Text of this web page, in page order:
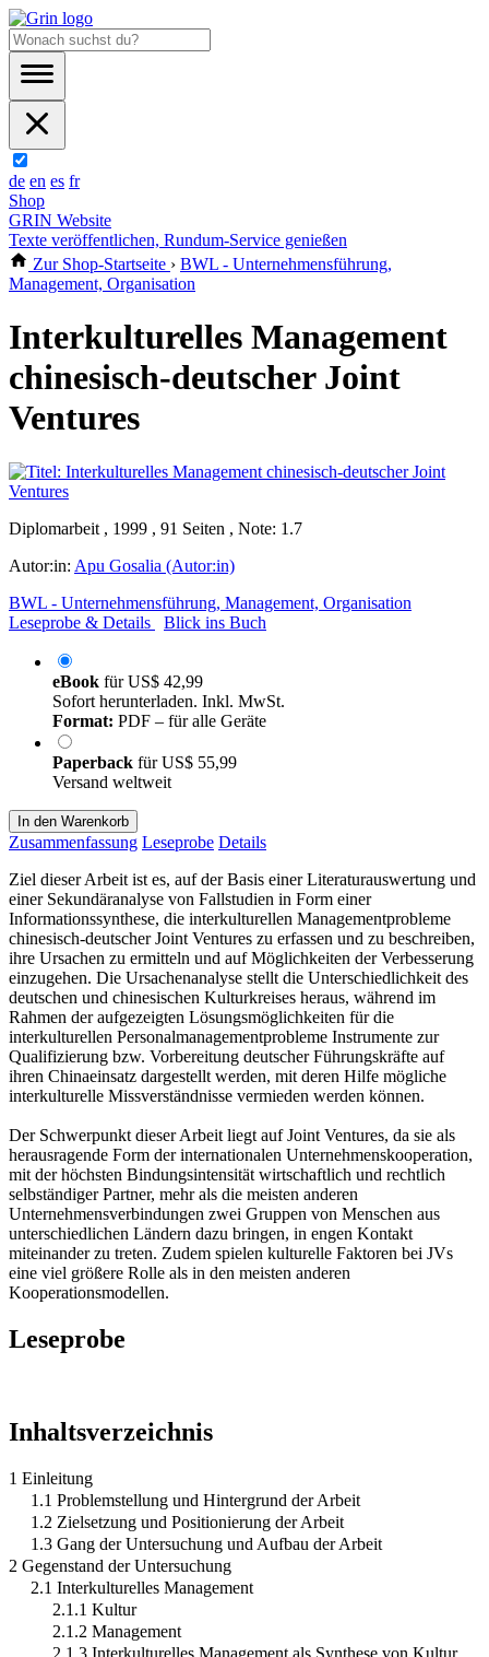
de en es fr
Shop
GRIN Website
Texte veröffentlichen, Rundum-Service genießen
Zur Shop-Startseite › BWL - Unternehmensführung,
Management, Organisation
Interkulturelles Management
chinesisch-deutscher Joint
Ventures
Diplomarbeit , 1999 , 91 Seiten , Note: 1.7
Autor:in: Apu Gosalia (Autor:in)
BWL - Unternehmensführung, Management, Organisation
Leseprobe & Details
Blick ins Buch
eBook fürUS$ 42,99
Sofort herunterladen. Inkl. MwSt.
Format: PDF – für alle Geräte
Paperback fürUS$ 55,99
Versand weltweit
In den Warenkorb
Zusammenfassung Leseprobe Details
Ziel dieser Arbeit ist es, auf der Basis einer Literaturauswertung und
einer Sekundäranalyse von Fallstudien in Form einer
Informationssynthese, die interkulturellen Managementprobleme
chinesisch-deutscher Joint Ventures zu erfassen und zu beschreiben,
ihre Ursachen zu ermitteln und auf Möglichkeiten der Verbesserung
einzugehen. Die Ursachenanalyse stellt die Unterschiedlichkeit des
deutschen und chinesischen Kulturkreises heraus, während im
Rahmen der aufgezeigten Lösungsmöglichkeiten für die
interkulturellen Personalmanagementprobleme Instrumente zur
Qualifizierung bzw. Vorbereitung deutscher Führungskräfte auf
ihren Chinaeinsatz dargestellt werden, mit deren Hilfe mögliche
interkulturelle Missverständnisse vermieden werden können.
Der Schwerpunkt dieser Arbeit liegt auf Joint Ventures, da sie als
herausragende Form der internationalen Unternehmenskooperation,
mit der höchsten Bindungsintensität wirtschaftlich und rechtlich
selbständiger Partner, mehr als die meisten anderen
Unternehmensverbindungen zwei Gruppen von Menschen aus
unterschiedlichen Ländern dazu bringen, in engen Kontakt
miteinander zu treten. Zudem spielen kulturelle Faktoren bei JVs
eine viel größere Rolle als in den meisten anderen
Kooperationsmodellen.
Leseprobe
Inhaltsverzeichnis
1 Einleitung
1.1 Problemstellung und Hintergrund der Arbeit
1.2 Zielsetzung und Positionierung der Arbeit
1.3 Gang der Untersuchung und Aufbau der Arbeit
2 Gegenstand der Untersuchung
2.1 Interkulturelles Management
2.1.1 Kultur
2.1.2 Management
2.1.3 Interkulturelles Management als Synthese von Kultur